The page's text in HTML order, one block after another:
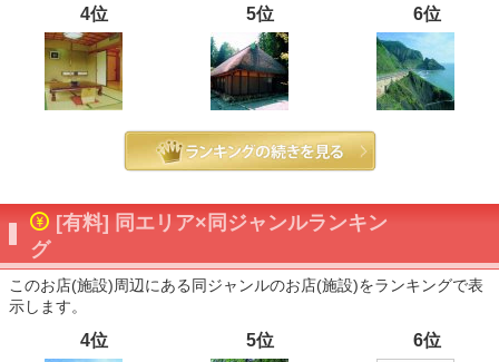
4位 5位 6位
[有料] 同エリア×同ジャンルランキン
グ
このお店(施設)周辺にある同ジャンルのお店(施設)をランキングで表
示します。
4位 5位 6位